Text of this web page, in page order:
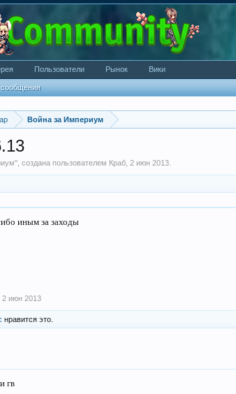
Война за Империум
", создана пользователем Краб 2 июн 2013
иным за заходы
2 июн 2013
нравится это.
гв
Пользователи Рынок Вики